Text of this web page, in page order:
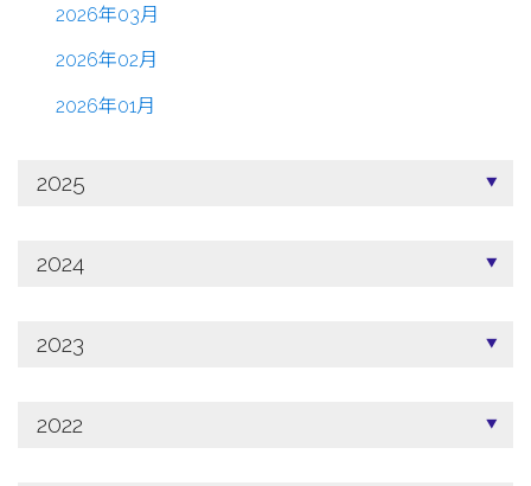
2026年03月
2026年02月
2026年01月
2025
2024
2023
2022